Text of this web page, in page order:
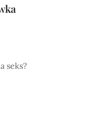
seks?